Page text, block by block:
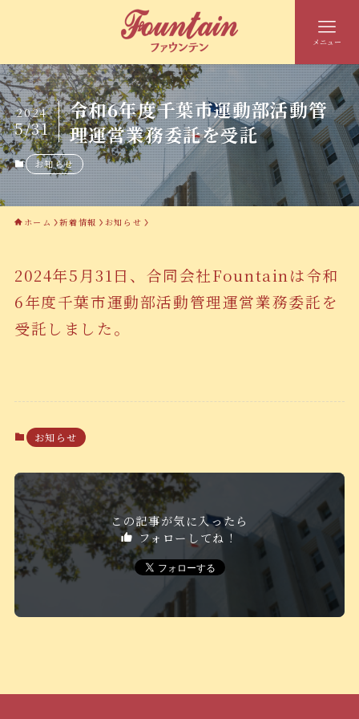
メニュー
令和6年度千葉市運動部活動管
理運営業務委託を受託
2024
5/31
お知らせ
ホーム 新着情報 お知らせ
2024年5月31日、合同会社Fountainは令和
6年度千葉市運動部活動管理運営業務委託を
受託しました。
お知らせ
この記事が気に入ったら
フォローしてね！